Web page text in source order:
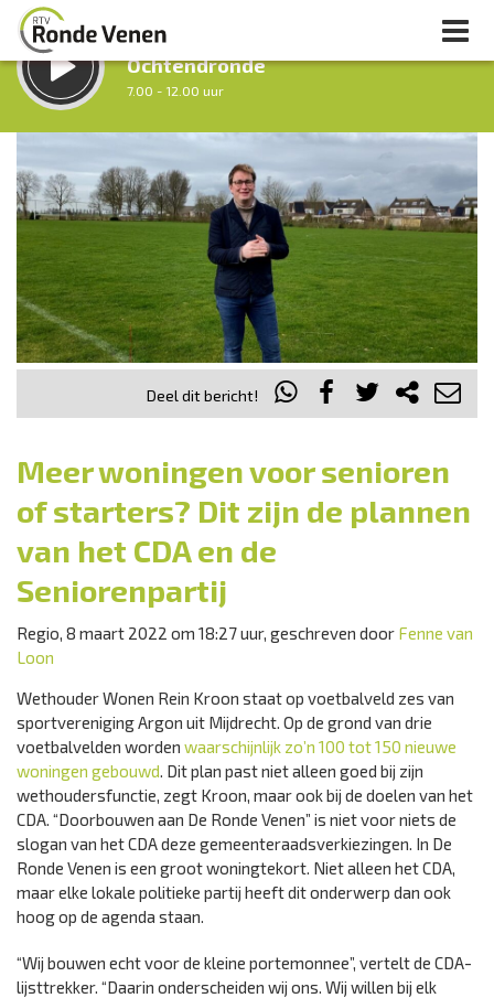
LUISTER LIVE:
Ochtendronde
7.00 - 12.00 uur
Tussen Twaalf en Twee
12.00 - 14.00 uur
Vorig uur
uur 1 van 0 Volgend uur
Inklappen
Deel dit bericht!
Meer woningen voor senioren
of starters? Dit zijn de plannen
van het CDA en de
Seniorenpartij
Regio, 8 maart 2022 om 18:27 uur, geschreven door Fenne van
Loon
Wethouder Wonen Rein Kroon staat op voetbalveld zes van
sportvereniging Argon uit Mijdrecht. Op de grond van drie
voetbalvelden worden waarschijnlijk zo’n 100 tot 150 nieuwe
woningen gebouwd. Dit plan past niet alleen goed bij zijn
wethoudersfunctie, zegt Kroon, maar ook bij de doelen van het
CDA. “Doorbouwen aan De Ronde Venen” is niet voor niets de
slogan van het CDA deze gemeenteraadsverkiezingen. In De
Ronde Venen is een groot woningtekort. Niet alleen het CDA,
maar elke lokale politieke partij heeft dit onderwerp dan ook
hoog op de agenda staan.
“Wij bouwen echt voor de kleine portemonnee”, vertelt de CDA-
lijsttrekker. “Daarin onderscheiden wij ons. Wij willen bij elk